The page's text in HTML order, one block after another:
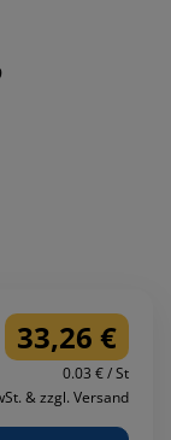
33,26 €
0.03 € / St
& zzgl. Versand